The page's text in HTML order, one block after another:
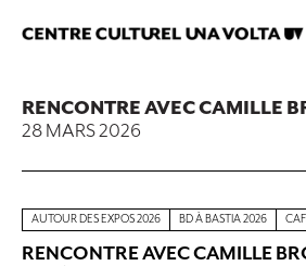
RENCONTRE AVEC CAMILLE
28 MARS 2026
AUTOUR DES EXPOS 2026 BD À BASTIA 2026
RENCONTRE AVEC CAMILLE